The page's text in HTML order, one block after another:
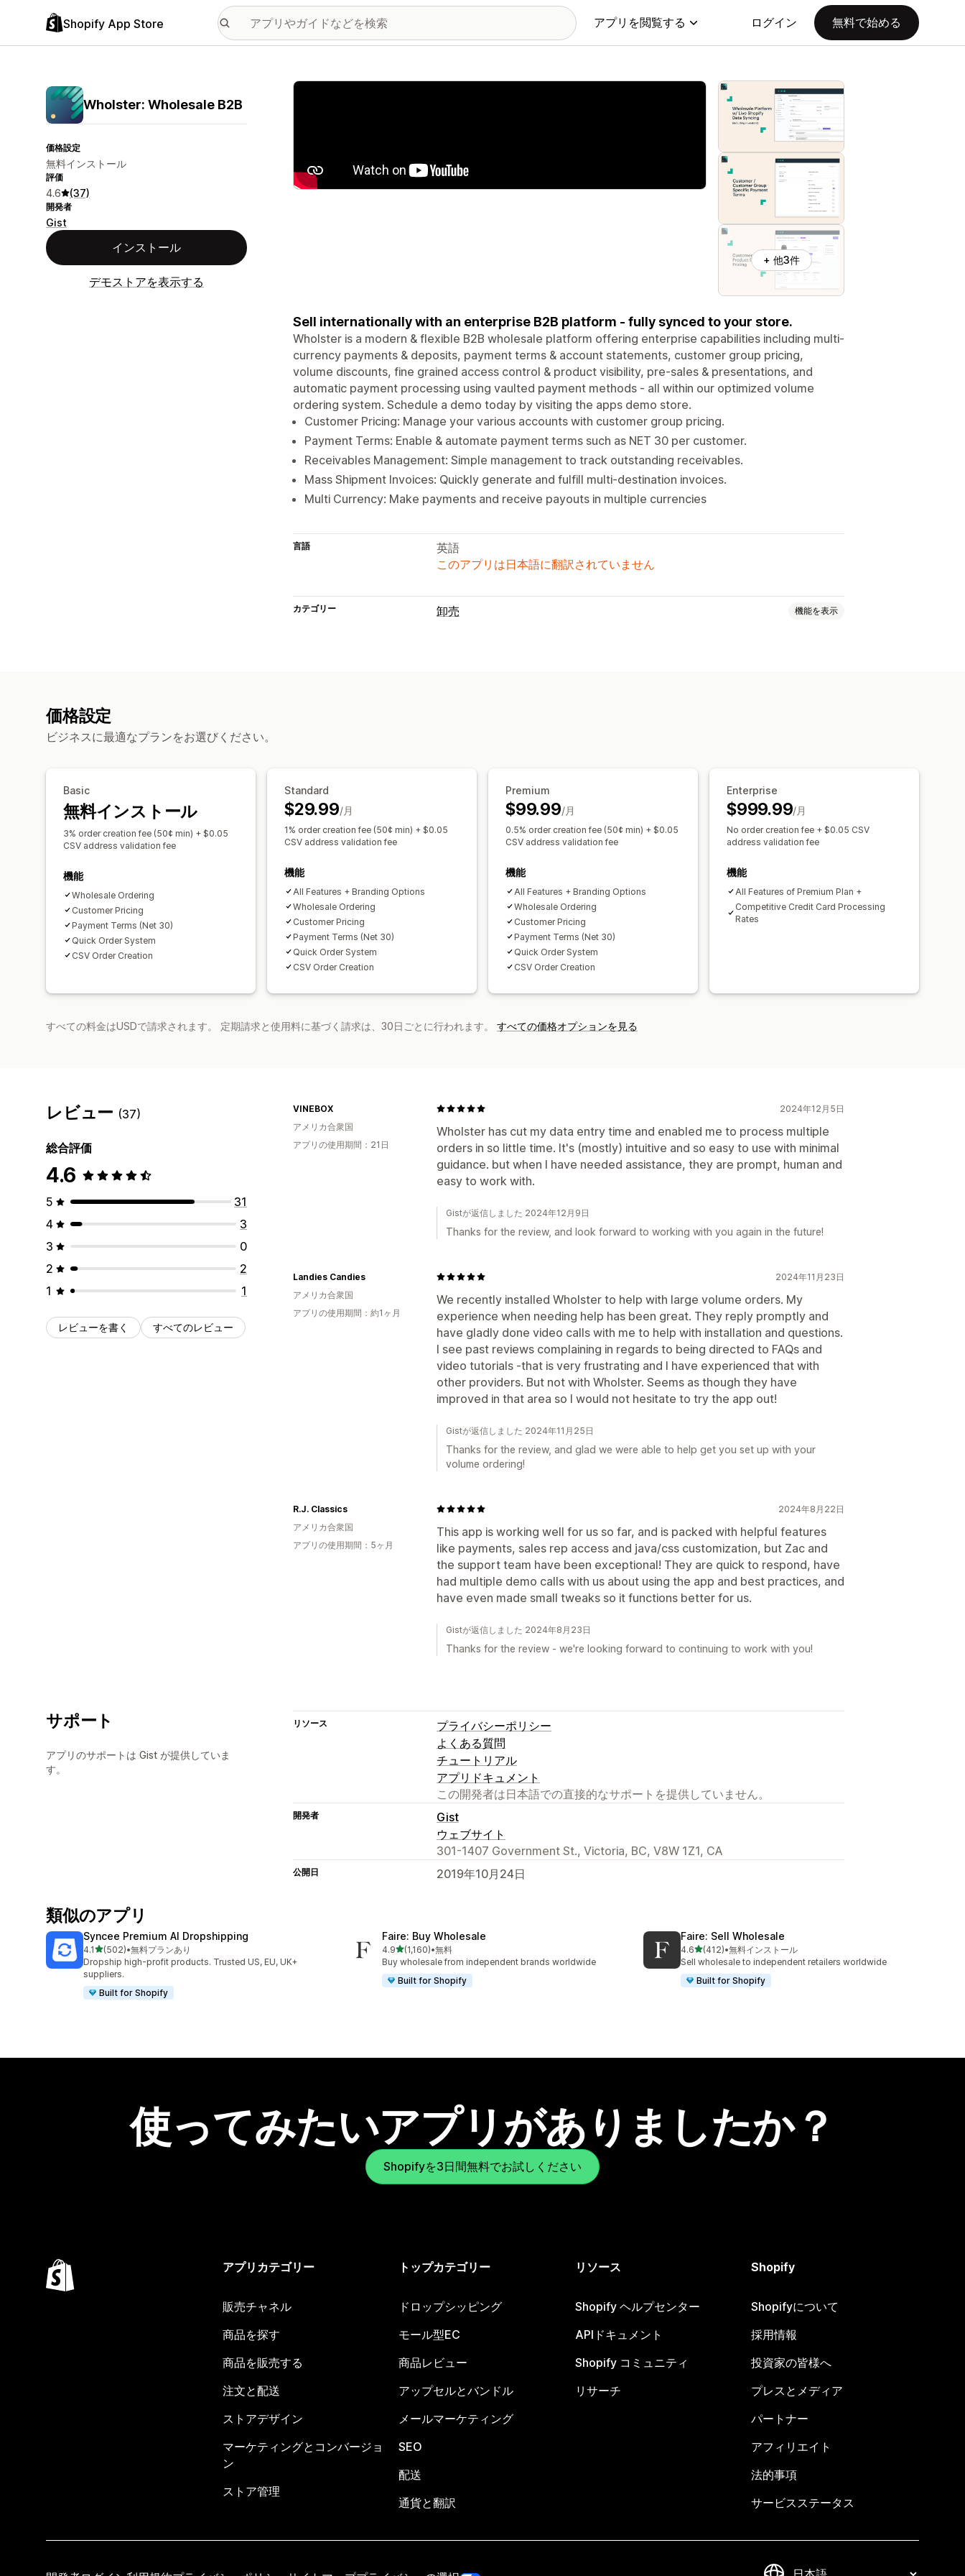
Shopify App Store アプリを閲覧する ログイン 無料で始める
Wholster: Wholesale B2B
価格設定
無料インストール
評価
4.6 (37)
開発者
Gist
インストール
デモストアを表示する
特集の画像ギャラリー
+ 他3件
Sell internationally with an enterprise B2B platform - fully synced to your store.
Wholster is a modern & flexible B2B wholesale platform offering enterprise capabilities including multi-
currency payments & deposits, payment terms & account statements, customer group pricing,
volume discounts, fine grained access control & product visibility, pre-sales & presentations, and
automatic payment processing using vaulted payment methods - all within our optimized volume
ordering system. Schedule a demo today by visiting the apps demo store.
Customer Pricing: Manage your various accounts with customer group pricing.
Payment Terms: Enable & automate payment terms such as NET 30 per customer.
Receivables Management: Simple management to track outstanding receivables.
Mass Shipment Invoices: Quickly generate and fulfill multi-destination invoices.
Multi Currency: Make payments and receive payouts in multiple currencies
言語
英語
このアプリは日本語に翻訳されていません
カテゴリー 卸売 機能を表示
商品の可視性
複数通貨 APIアクセス
在庫ステータス インポートとエクスポート
価格設定
ビジネスに最適なプランをお選びください。
Basic
無料インストール
3% order creation fee (50¢ min) + $0.05
CSV address validation fee
機能
Wholesale Ordering
Customer Pricing
Payment Terms (Net 30)
Quick Order System
CSV Order Creation
Standard
$29.99/月
1% order creation fee (50¢ min) + $0.05
CSV address validation fee
機能
All Features + Branding Options
Wholesale Ordering
Customer Pricing
Payment Terms (Net 30)
Quick Order System
CSV Order Creation
Premium
$99.99/月
0.5% order creation fee (50¢ min) + $0.05
CSV address validation fee
機能
All Features + Branding Options
Wholesale Ordering
Customer Pricing
Payment Terms (Net 30)
Quick Order System
CSV Order Creation
Enterprise
$999.99/月
No order creation fee + $0.05 CSV
address validation fee
機能
All Features of Premium Plan +
Competitive Credit Card Processing
Rates
すべての料金はUSDで請求されます。 定期請求と使用料に基づく請求は、30日ごとに行われます。 すべての価格オプションを見る
レビュー (37)
総合評価
4.6
5
31
4
3
3
0
2
2
1
1
レビューを書く すべてのレビュー
2024年12月5日
Wholster has cut my data entry time and enabled me to process multiple
orders in so little time. It's (mostly) intuitive and so easy to use with minimal
guidance. but when I have needed assistance, they are prompt, human and
easy to work with.
VINEBOX
アメリカ合衆国
アプリの使用期間：21日
Gistが返信しました 2024年12月9日
Thanks for the review, and look forward to working with you again in the future!
2024年11月23日
We recently installed Wholster to help with large volume orders. My
experience when needing help has been great. They reply promptly and
have gladly done video calls with me to help with installation and questions.
I see past reviews complaining in regards to being directed to FAQs and
video tutorials -that is very frustrating and I have experienced that with
other providers. But not with Wholster. Seems as though they have
improved in that area so I would not hesitate to try the app out!
Landies Candies
アメリカ合衆国
アプリの使用期間：約1ヶ月
Gistが返信しました 2024年11月25日
Thanks for the review, and glad we were able to help get you set up with your
volume ordering!
2024年8月22日
This app is working well for us so far, and is packed with helpful features
like payments, sales rep access and java/css customization, but Zac and
the support team have been exceptional! They are quick to respond, have
had multiple demo calls with us about using the app and best practices, and
have even made small tweaks so it functions better for us.
R.J. Classics
アメリカ合衆国
アプリの使用期間：5ヶ月
Gistが返信しました 2024年8月23日
Thanks for the review - we're looking forward to continuing to work with you!
サポート
アプリのサポートは Gist が提供していま
す。
リソース
プライバシーポリシー
よくある質問
チュートリアル
アプリドキュメント
この開発者は日本語での直接的なサポートを提供していません。
開発者
Gist
ウェブサイト
301-1407 Government St., Victoria, BC, V8W 1Z1, CA
公開日 2019年10月24日
類似のアプリ
Syncee Premium AI Dropshipping
4.15つ星中
(502)
合計レビュー数：502件
•無料プランあり
Dropship high-profit products. Trusted US, EU, UK+
suppliers.
Built for Shopify
Faire: Buy Wholesale
4.95つ星中
(1,160)
合計レビュー数：1160件
•無料
Buy wholesale from independent brands worldwide
Built for Shopify
Faire: Sell Wholesale
4.65つ星中
(412)
合計レビュー数：412件
•無料インストール
Sell wholesale to independent retailers worldwide
Built for Shopify
使ってみたいアプリがありましたか？
Shopifyを3日間無料でお試しください
アプリカテゴリー
販売チャネル
商品を探す
商品を販売する
注文と配送
ストアデザイン
マーケティングとコンバージョ
ン
ストア管理
トップカテゴリー
ドロップシッピング
モール型EC
商品レビュー
アップセルとバンドル
メールマーケティング
SEO
配送
通貨と翻訳
リソース
Shopify ヘルプセンター
APIドキュメント
Shopify コミュニティ
リサーチ
Shopify
Shopifyについて
採用情報
投資家の皆様へ
プレスとメディア
パートナー
アフィリエイト
法的事項
サービスステータス